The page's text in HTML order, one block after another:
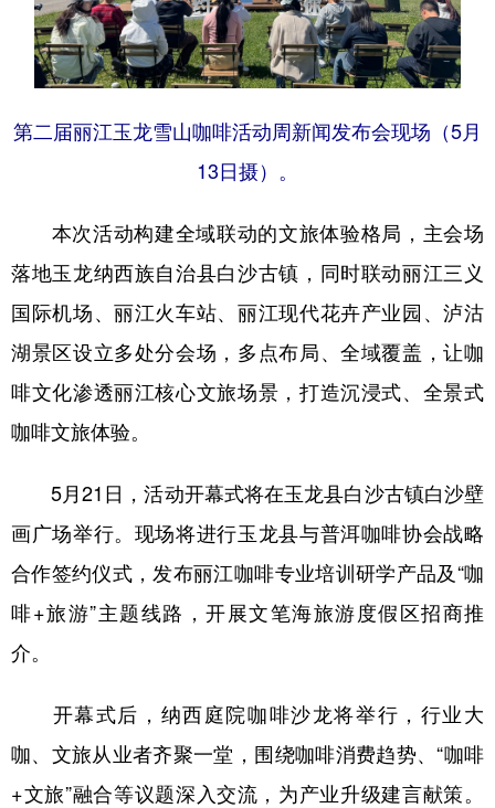
第二届丽江玉龙雪山咖啡活动周新闻发布会现场（5月
13日摄）。
本次活动构建全域联动的文旅体验格局，主会场
落地玉龙纳西族自治县白沙古镇，同时联动丽江三义
国际机场、丽江火车站、丽江现代花卉产业园、泸沽
湖景区设立多处分会场，多点布局、全域覆盖，让咖
啡文化渗透丽江核心文旅场景，打造沉浸式、全景式
咖啡文旅体验。
5月21日，活动开幕式将在玉龙县白沙古镇白沙壁
画广场举行。现场将进行玉龙县与普洱咖啡协会战略
合作签约仪式，发布丽江咖啡专业培训研学产品及“咖
啡+旅游”主题线路，开展文笔海旅游度假区招商推
介。
开幕式后，纳西庭院咖啡沙龙将举行，行业大
咖、文旅从业者齐聚一堂，围绕咖啡消费趋势、“咖啡
+文旅”融合等议题深入交流，为产业升级建言献策。